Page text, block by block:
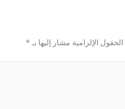
الحقول الإلزامية مشار إليها بـ *